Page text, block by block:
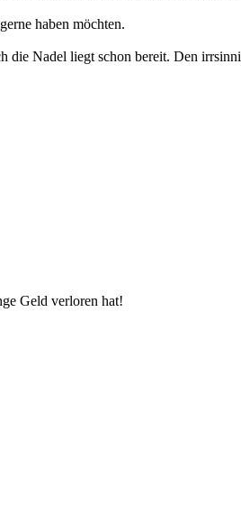
haben möchten.
Nadel liegt schon bereit. Den
Geld verloren hat!